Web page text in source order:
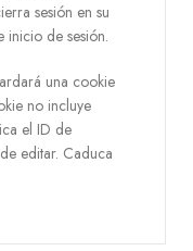
sesión en su
inicio de sesión.
una cookie
no incluye
el ID de
editar. Caduca